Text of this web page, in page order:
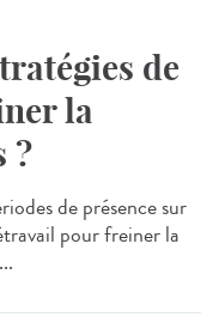
de
la
?
de présence sur
pour freiner la